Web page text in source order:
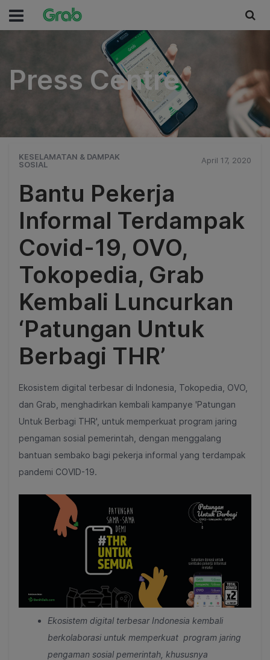
Press Centre
Press Centre
KESELAMATAN & DAMPAK
SOSIAL
April 17, 2020
Bantu Pekerja
Informal Terdampak
Covid-19, OVO,
Tokopedia, Grab
Kembali Luncurkan
‘Patungan Untuk
Berbagi THR’
Ekosistem digital terbesar di Indonesia, Tokopedia, OVO,
dan Grab, menghadirkan kembali kampanye 'Patungan
Untuk Berbagi THR', untuk memperkuat program jaring
pengaman sosial pemerintah, dengan menggalang
bantuan sembako bagi pekerja informal yang terdampak
pandemi COVID-19.
Ekosistem digital terbesar Indonesia kembali
berkolaborasi untuk memperkuat program jaring
pengaman sosial pemerintah, khususnya